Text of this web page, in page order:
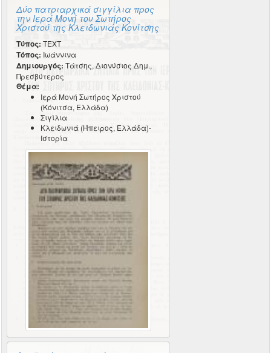
Δύο πατριαρχικά σιγγίλια προς
την Ιερά Μονή του Σωτήρος
Χριστού της Κλειδωνιάς Κονίτσης
Τύπος: TEXT
Τόπος: Ιωάννινα
Δημιουργός: Τάτσης, Διονύσιος Δημ.,
Πρεσβύτερος
Θέμα:
Ιερά Μονή Σωτήρος Χριστού
(Κόνιτσα, Ελλάδα)
Σιγίλια
Κλειδωνιά (Ήπειρος, Ελλάδα)-
Ιστορία